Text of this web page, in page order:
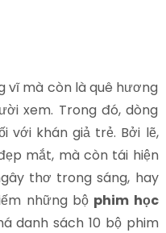
vĩ mà còn là quê hương
xem. Trong đó, dòng
với khán giả trẻ. Bởi lẽ,
mắt, mà còn tái hiện
thơ trong sáng, hay
những bộ phim học
danh sách 10 bộ phim